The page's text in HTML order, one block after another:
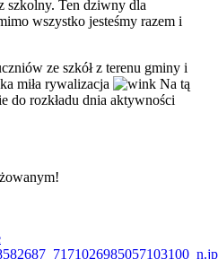
szkolny. Ten dziwny dla
wszystko jesteśmy razem i
ze szkół z terenu gminy i
miła rywalizacja
Na tą
do rozkładu dnia aktywności